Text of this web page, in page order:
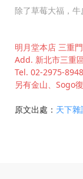
除了草莓大福，牛
明月堂本店 三重
Add. 新北市三重
Tel. 02-2975-8948
另有金山、Sogo
原文出處： 天下雜